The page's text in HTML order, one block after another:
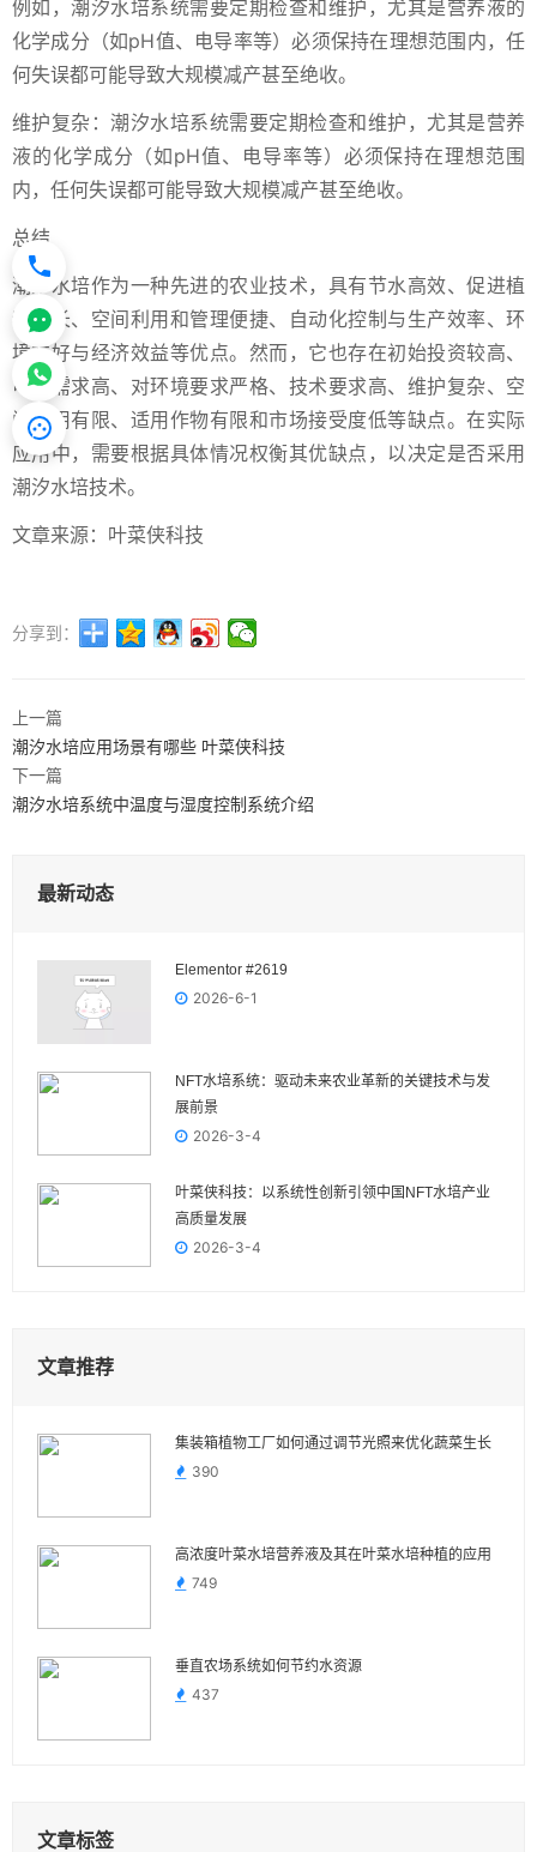
例如，潮汐水培系统需要定期检查和维护，尤其是营养液的
化学成分（如pH值、电导率等）必须保持在理想范围内，任
何失误都可能导致大规模减产甚至绝收。
维护复杂：潮汐水培系统需要定期检查和维护，尤其是营养
液的化学成分（如pH值、电导率等）必须保持在理想范围
内，任何失误都可能导致大规模减产甚至绝收。
总结
潮汐水培作为一种先进的农业技术，具有节水高效、促进植
物生长、空间利用和管理便捷、自动化控制与生产效率、环
境友好与经济效益等优点。然而，它也存在初始投资较高、
电力需求高、对环境要求严格、技术要求高、维护复杂、空
间利用有限、适用作物有限和市场接受度低等缺点。在实际
应用中，需要根据具体情况权衡其优缺点，以决定是否采用
潮汐水培技术。
文章来源：叶菜侠科技
分享到：
上一篇
潮汐水培应用场景有哪些 叶菜侠科技
下一篇
潮汐水培系统中温度与湿度控制系统介绍
最新动态
Elementor #2619
2026-6-1
NFT水培系统：驱动未来农业革新的关键技术与发
展前景
2026-3-4
叶菜侠科技：以系统性创新引领中国NFT水培产业
高质量发展
2026-3-4
文章推荐
集装箱植物工厂如何通过调节光照来优化蔬菜生长
390
高浓度叶菜水培营养液及其在叶菜水培种植的应用
749
垂直农场系统如何节约水资源
437
文章标签